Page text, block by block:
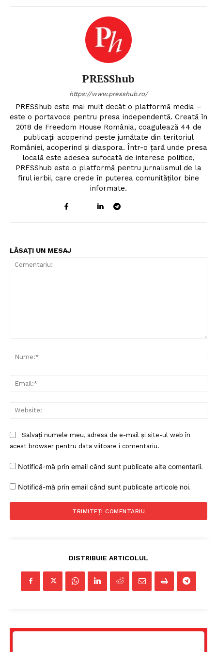
PRESShub
https://www.presshub.ro/
PRESShub este mai mult decât o platformă media –
este o portavoce pentru presa independentă. Creată în
2018 de Freedom House România, coagulează 44 de
publicații acoperind peste jumătate din teritoriul
României, acoperind și diaspora. Într-o țară unde presa
locală este adesea sufocată de interese politice,
PRESShub este o platformă pentru jurnalismul de la
firul ierbii, care crede în puterea comunităților bine
informate.
LĂSAȚI UN MESAJ
Salvați numele meu, adresa de e-mail și site-ul web în
acest browser pentru data viitoare i comentariu.
Notifică-mă prin email când sunt publicate alte comentarii.
Notifică-mă prin email când sunt publicate articole noi.
DISTRIBUIE ARTICOLUL